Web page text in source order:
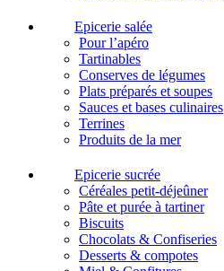
Epicerie salée
Pour l’apéro
Tartinables
Conserves de légumes
Plats préparés et soupes
Sauces et bases culinaires
Terrines
Produits de la mer
Epicerie sucrée
Céréales petit-déjeûner
Pâte et purée à tartiner
Biscuits
Chocolats & Confiseries
Desserts & compotes